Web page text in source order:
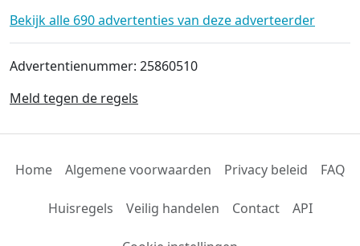
Bekijk alle 690 advertenties van deze adverteerder
Advertentienummer: 25860510
Meld tegen de regels
Home Algemene voorwaarden Privacy beleid FAQ
Huisregels Veilig handelen Contact API